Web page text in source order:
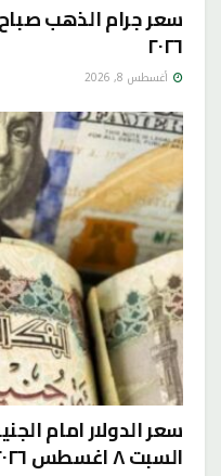
٢٠٢٦
أغسطس 8, 2026
سعر الدولار امام
السبت ٨ اغسطس ٢٠٢٦